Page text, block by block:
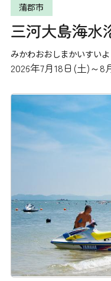
蒲郡市
三河大島海水
みかわおおしまかいすい
2026年7月18日(土)～8